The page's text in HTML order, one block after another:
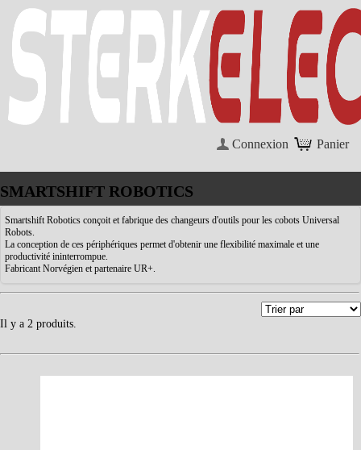
Panier
Connexion
SMARTSHIFT ROBOTICS
Smartshift Robotics conçoit et fabrique des changeurs d'outils pour les cobots Universal
Robots.
La conception de ces périphériques permet d'obtenir une flexibilité maximale et une
productivité ininterrompue.
Fabricant Norvégien et partenaire UR+.
Il y a 2 produits.